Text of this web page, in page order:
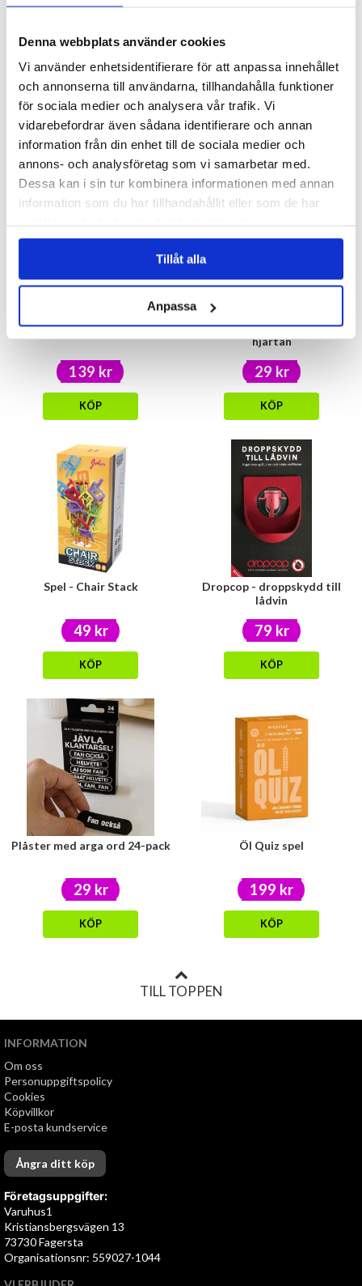
Denna webbplats använder cookies
Vi använder enhetsidentifierare för att anpassa innehållet
och annonserna till användarna, tillhandahålla funktioner
för sociala medier och analysera vår trafik. Vi
vidarebefordrar även sådana identifierare och annan
information från din enhet till de sociala medier och
annons- och analysföretag som vi samarbetar med.
Dessa kan i sin tur kombinera informationen med annan
information som du har tillhandahållit eller som de har
Tillåt alla
Anpassa
Glow in the dark armband 15-
pack
20 kr
KÖP
Disktrasa med ett stort hjärta
29 kr
KÖP
Serveringsset 3 skålar
139 kr
KÖP
Presentpåse - Handväska med
hjärtan
29 kr
KÖP
Spel - Chair Stack
49 kr
KÖP
Dropcop - droppskydd till
lådvin
79 kr
KÖP
Plåster med arga ord 24-pack
29 kr
KÖP
Öl Quiz spel
199 kr
KÖP
TILL TOPPEN
INFORMATION
Om oss
Personuppgiftspolicy
Cookies
Köpvillkor
E-posta kundservice
Ångra ditt köp
Företagsuppgifter:
Varuhus1
Kristiansbergsvägen 13
73730 Fagersta
Organisationsnr: 559027-1044